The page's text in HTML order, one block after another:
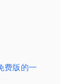
费版的一